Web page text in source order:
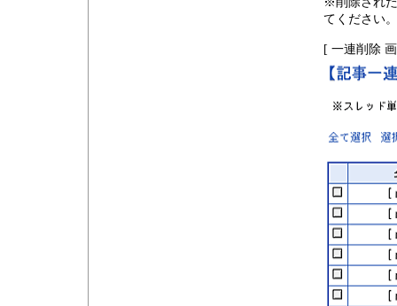
てください。
[ 一連削除